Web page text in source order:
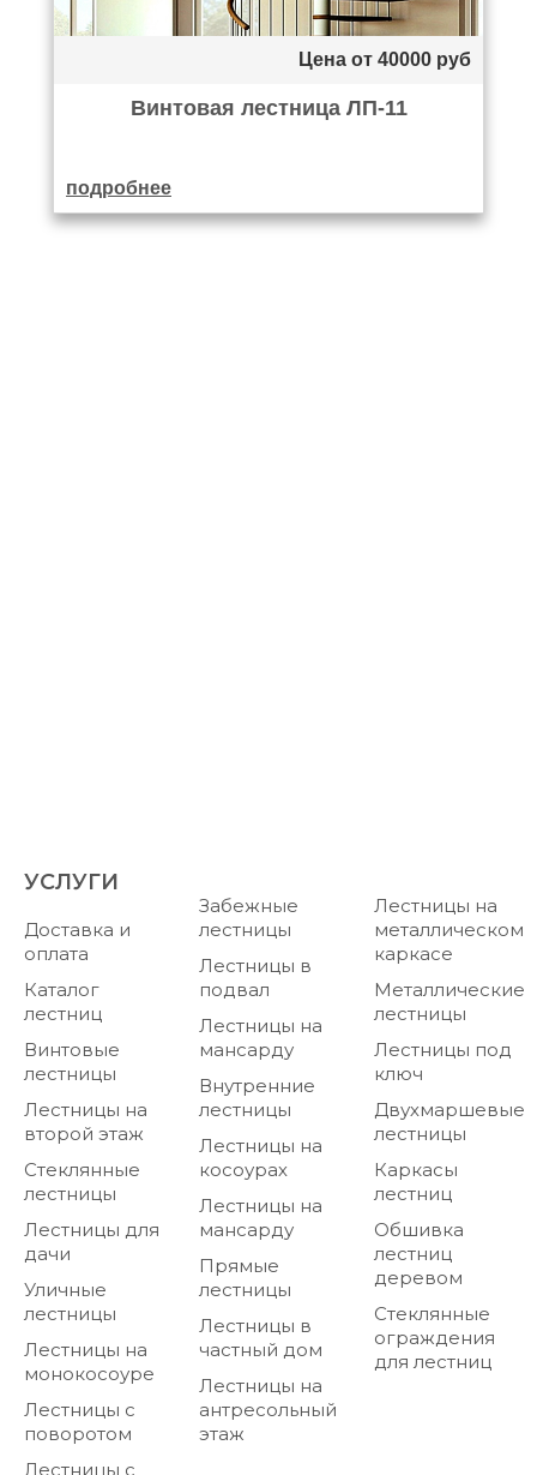
Цена от 40000 руб
Винтовая лестница ЛП-11
подробнее
УСЛУГИ
Доставка и
оплата
Каталог
лестниц
Винтовые
лестницы
Лестницы на
второй этаж
Стеклянные
лестницы
Лестницы для
дачи
Уличные
лестницы
Лестницы на
монокосоуре
Лестницы с
поворотом
Лестницы с
Забежные
лестницы
Лестницы в
подвал
Лестницы на
мансарду
Внутренние
лестницы
Лестницы на
косоурах
Лестницы на
мансарду
Прямые
лестницы
Лестницы в
частный дом
Лестницы на
антресольный
этаж
Лестницы на
металлическом
каркасе
Металлические
лестницы
Лестницы под
ключ
Двухмаршевые
лестницы
Каркасы
лестниц
Обшивка
лестниц
деревом
Стеклянные
ограждения
для лестниц